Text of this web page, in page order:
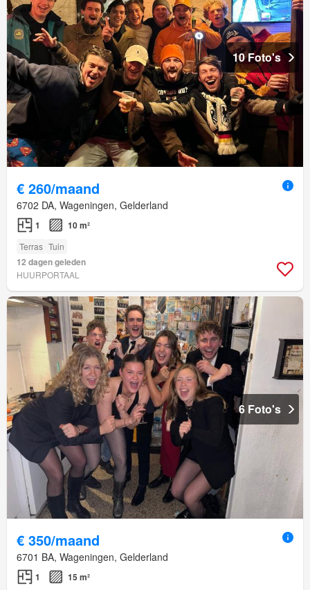
10 Foto's
€ 260/maand
6702 DA, Wageningen, Gelderland
1 10 m²
Terras Tuin
12 dagen geleden
HUURPORTAAL
6 Foto's
€ 350/maand
6701 BA, Wageningen, Gelderland
1 15 m²